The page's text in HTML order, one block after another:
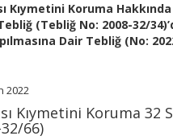
Kıymetini Koruma Hakkında
(Tebliğ No: 2008-32/
Dair Tebliğ (No:
2022
Kıymetini Koruma 32
66)